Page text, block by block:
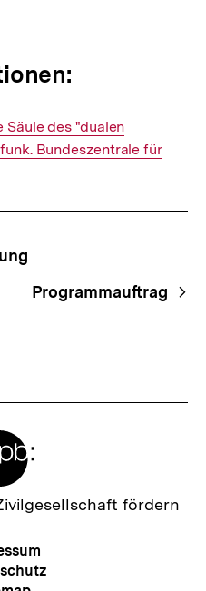
des "dualen
Bundeszentrale für
Programmauftrag
fördern
Meta-
Navigation